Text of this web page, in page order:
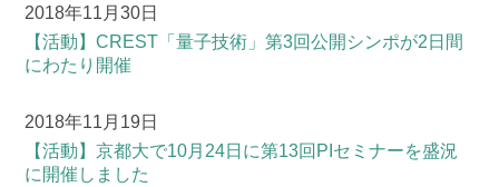
2018年11月30日
【活動】CREST「量子技術」第3回公開シンポが2日間
にわたり開催
2018年11月19日
【活動】京都大で10月24日に第13回PIセミナーを盛況
に開催しました